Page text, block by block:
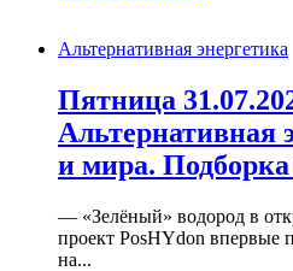
Альтернативная энергетика
Пятница
Альтернативная
и мира. Подборка
— «Зелёный» водород в
проект PosHYdon впервые
на...